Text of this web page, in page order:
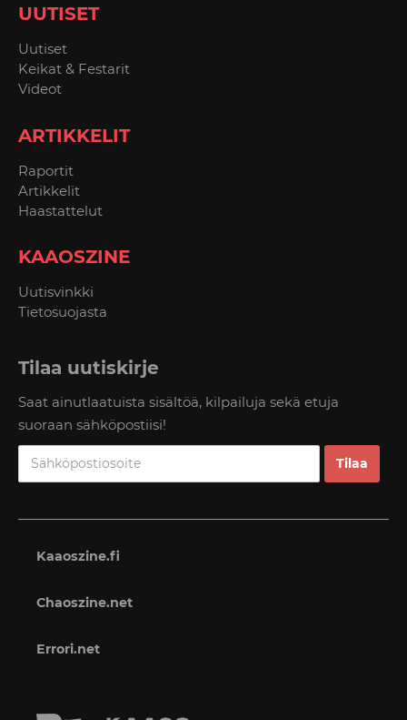
UUTISET
Uutiset
Keikat & Festarit
Videot
ARTIKKELIT
Raportit
Artikkelit
Haastattelut
KAAOSZINE
Uutisvinkki
Tietosuojasta
Tilaa uutiskirje
Saat ainutlaatuista sisältöä, kilpailuja sekä etuja
suoraan sähköpostiisi!
Kaaoszine.fi
Chaoszine.net
Errori.net